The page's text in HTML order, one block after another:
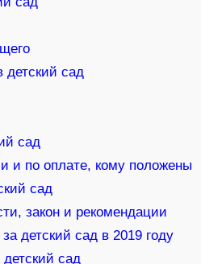
детский сад
сад
и по оплате, кому положены
сад
закон и рекомендации
детский сад в 2019 году
сад